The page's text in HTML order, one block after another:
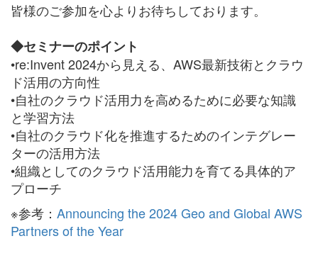
皆様のご参加を心よりお待ちしております。
◆セミナーのポイント
•re:Invent 2024から見える、AWS最新技術とクラウ
ド活用の方向性
•自社のクラウド活用力を高めるために必要な知識
と学習方法
•自社のクラウド化を推進するためのインテグレー
ターの活用方法
•組織としてのクラウド活用能力を育てる具体的ア
プローチ
※参考： Announcing the 2024 Geo and Global AWS
Partners of the Year